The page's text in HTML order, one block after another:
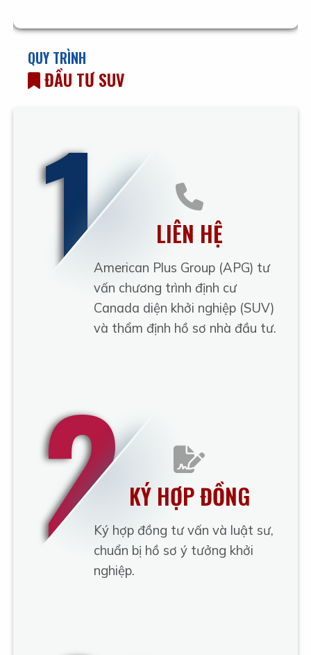
QUY TRÌNH
ĐẦU TƯ SUV
1 LIÊN HỆ
American Plus Group (APG) tư
vấn chương trình định cư
Canada diện khởi nghiệp (SUV)
và thẩm định hồ sơ nhà đầu tư.
2 KÝ HỢP ĐỒNG
Ký hợp đồng tư vấn và luật sư,
chuẩn bị hồ sơ ý tưởng khởi
nghiệp.